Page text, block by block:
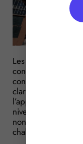
Les installations
conditions, du taux
consommation
clarifier la notion
l’appréciation du
niveau de
non des bâtiments
chaleur…